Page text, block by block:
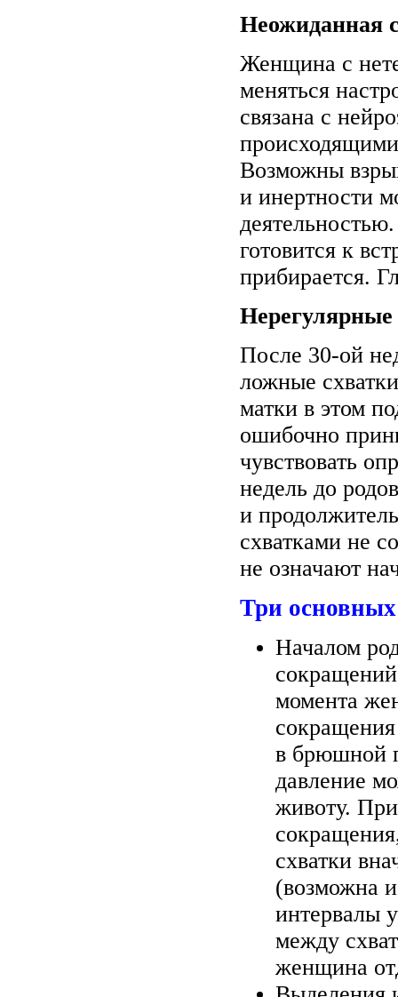
Неожиданная
Женщина с
меняться
связана с
Возможны
и инертности
готовится к
прибирается.
После 30-ой
ложные
матки в этом
ошибочно
чувствовать
недель до
и
схватками не
не означают
Три
Началом
момента
в брюшной
давление
животу.
схватки
(возможна
интервалы
между
женщина